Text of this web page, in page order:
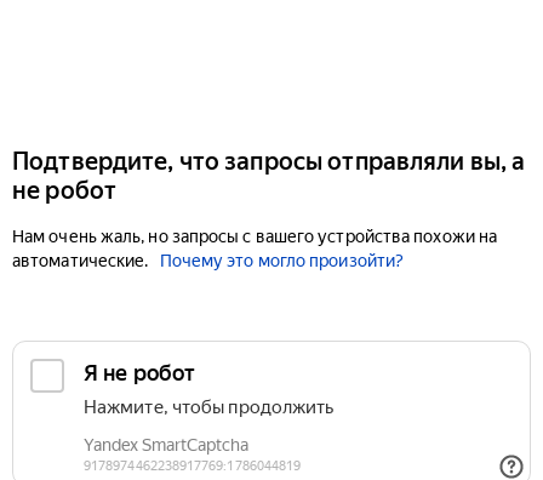
Подтвердите, что запросы отправляли вы, а
не робот
Нам очень жаль, но запросы с вашего устройства похожи на
автоматические.
Почему это могло произойти?